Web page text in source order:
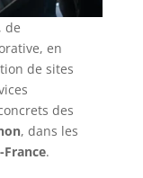
de
en
de sites
des
, dans les
.